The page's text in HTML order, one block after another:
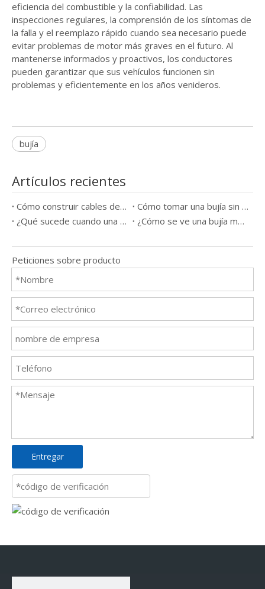
eficiencia del combustible y la confiabilidad. Las
inspecciones regulares, la comprensión de los síntomas de
la falla y el reemplazo rápido cuando sea necesario puede
evitar problemas de motor más graves en el futuro. Al
mantenerse informados y proactivos, los conductores
pueden garantizar que sus vehículos funcionen sin
problemas y eficientemente en los años venideros.
bujía
Artículos recientes
Cómo construir cables de bujía
Cómo tomar una bujía sin una herramienta
¿Qué sucede cuando una bujía sale mal?
¿Cómo se ve una bujía mala?
Peticiones sobre producto
Entregar